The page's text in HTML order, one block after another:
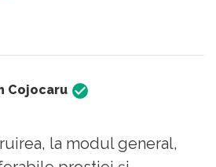
Cojocaru
la modul general,